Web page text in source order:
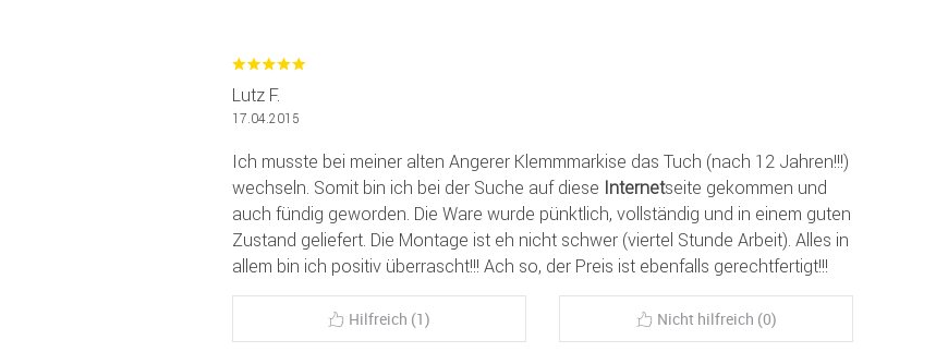
Lutz F.
17.04.2015
Ich musste bei meiner alten Angerer Klemmmarkise das Tuch (nach 12 Jahren!!!)
wechseln. Somit bin ich bei der Suche auf diese Internetseite gekommen und
auch fündig geworden. Die Ware wurde pünktlich, vollständig und in einem guten
Zustand geliefert. Die Montage ist eh nicht schwer (viertel Stunde Arbeit). Alles in
allem bin ich positiv überrascht!!! Ach so, der Preis ist ebenfalls gerechtfertigt!!!
Hilfreich (1) Nicht hilfreich (0)